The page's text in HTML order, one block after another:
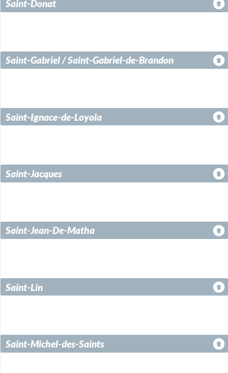
Saint-Donat
Saint-Gabriel / Saint-Gabriel-de-Brandon
Saint-Ignace-de-Loyola
Saint-Jacques
Saint-Jean-De-Matha
Saint-Lin
Saint-Michel-des-Saints